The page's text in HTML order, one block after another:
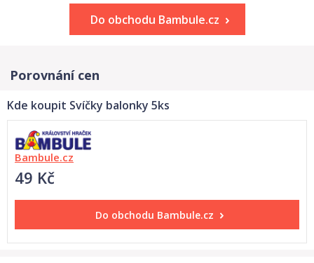
Do obchodu Bambule.cz
Porovnání cen
Kde koupit Svíčky balonky 5ks
Bambule.cz
49 Kč
Do obchodu Bambule.cz